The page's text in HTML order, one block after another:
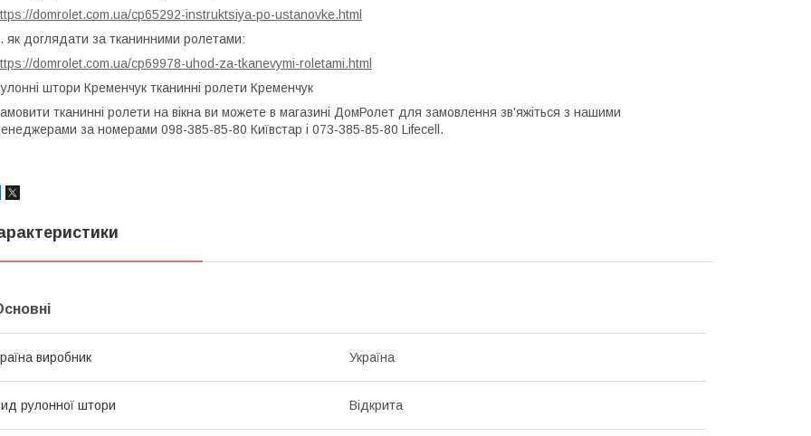
domrolet.com.ua/cp65292-instruktsiya-po-ustanovke.html
як доглядати за тканинними ролетами:
domrolet.com.ua/cp69978-uhod-za-tkanevymi-roletami.html
штори Кременчук тканинні ролети Кременчук
тканинні ролети на вікна ви можете в магазині ДомРолет для замовлення зв'яжіться з нашими
за номерами 098-385-85-80 Київстар і 073-385-85-80 Lifecell.
виробник Україна
рулонної штори Відкрита